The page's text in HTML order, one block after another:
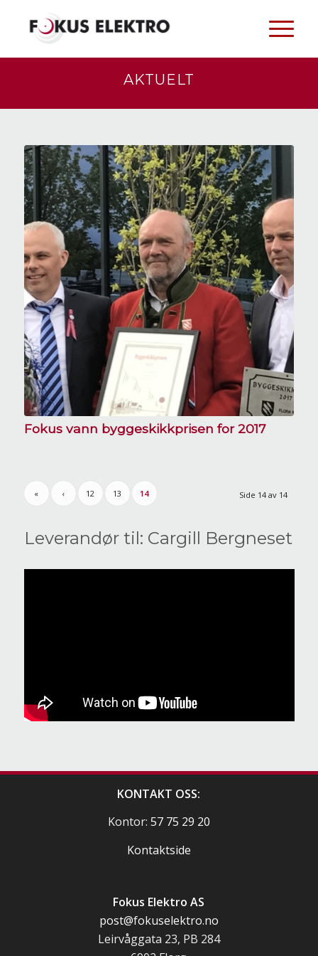
AKTUELT
Fokus vann byggeskikkprisen for 2017
Side 14 av 14
« ‹ 12 13 14
Leverandør til: Cargill Bergneset
KONTAKT OSS:
Kontor: 57 75 29 20
Kontaktside
Fokus Elektro AS
post@fokuselektro.no
Leirvåggata 23, PB 284